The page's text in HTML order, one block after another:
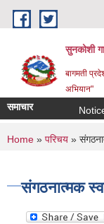
Skip to main content
सुनकोशी
बागमती
अभियान"
समाचार Notice for
You are
Home » परिचय »
संगठनात्मक